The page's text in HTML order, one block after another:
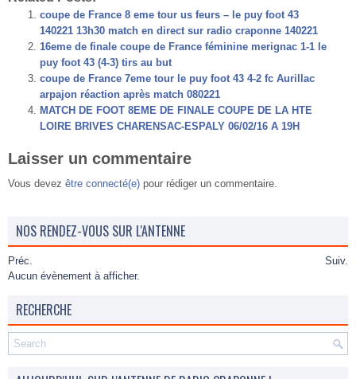
coupe de France 8 eme tour us feurs – le puy foot 43
140221 13h30 match en direct sur radio craponne 140221
16eme de finale coupe de France féminine merignac 1-1 le
puy foot 43 (4-3) tirs au but
coupe de France 7eme tour le puy foot 43 4-2 fc Aurillac
arpajon réaction après match 080221
MATCH DE FOOT 8EME DE FINALE COUPE DE LA HTE
LOIRE BRIVES CHARENSAC-ESPALY 06/02/16 A 19H
Laisser un commentaire
Vous devez être connecté(e) pour rédiger un commentaire.
NOS RENDEZ-VOUS SUR L'ANTENNE
Préc.
Suiv.
Aucun évènement à afficher.
RECHERCHE